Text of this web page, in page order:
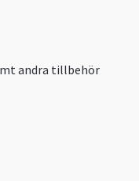
andra tillbehör